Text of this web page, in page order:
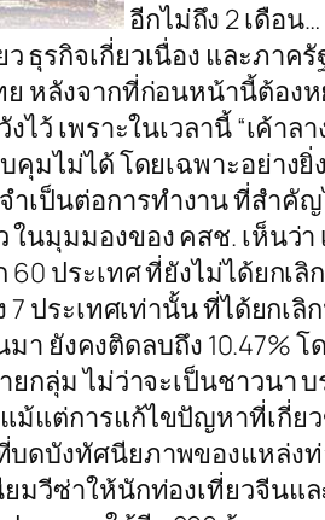
อีกไม่ถึง 2 เดือน
กิจเกี่ยวเนื่อง และภาครั
หลังจากที่ก่อนหน้านี้ต้อง
เพราะในเวลานี้ “เค้า
มไม่ได้ โดยเฉพาะอย่างยิ่
เป็นต่อการทำงาน ที่สำคั
มุมมองของ คสช. เห็นว่
ประเทศ ที่ยังไม่ได้ยกเลิ
ประเทศเท่านั้น ที่ได้ยกเ
ยังคงติดลบถึง 10.47%
กลุ่ม ไม่ว่าจะเป็นชาวนา
ต่การแก้ไขปัญหาที่เกี่ยว
ดบังทัศนียภาพของแหล่งท่
มวีซ่าให้นักท่องเที่ยวจีนแ